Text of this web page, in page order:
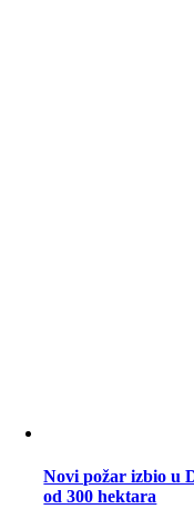
Novi požar izbio u
od 300 hektara